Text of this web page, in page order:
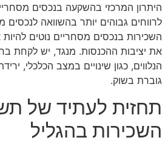
היתרון המרכזי בהשקעה בנכסים
לרווחים גבוהים יותר בהשוואה לנכסים
השכירות בנכסים מסחריים נוטים
את יציבות ההכנסות. מנגד, יש לקחת
הנלווים, כגון שינויים במצב הכלכלי,
גוברת בשוק.
תחזית לעתיד של
השכירות בהגליל